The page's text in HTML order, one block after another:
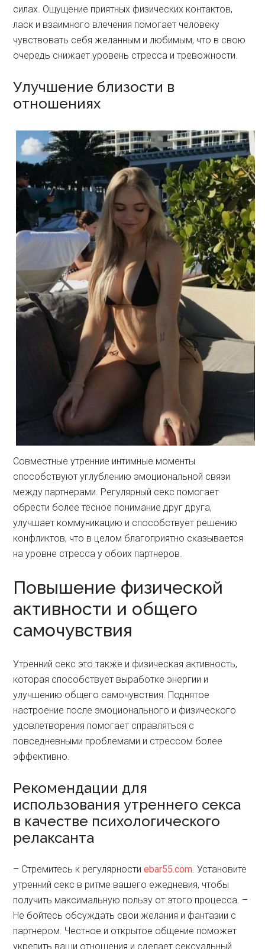
силах. Ощущение приятных физических контактов,
ласк и взаимного влечения помогает человеку
чувствовать себя желанным и любимым, что в свою
очередь снижает уровень стресса и тревожности.
Улучшение близости в
отношениях
Совместные утренние интимные моменты
способствуют углублению эмоциональной связи
между партнерами. Регулярный секс помогает
обрести более тесное понимание друг друга,
улучшает коммуникацию и способствует решению
конфликтов, что в целом благоприятно сказывается
на уровне стресса у обоих партнеров.
Повышение физической
активности и общего
самочувствия
Утренний секс это также и физическая активность,
которая способствует выработке энергии и
улучшению общего самочувствия. Поднятое
настроение после эмоционального и физического
удовлетворения помогает справляться с
повседневными проблемами и стрессом более
эффективно.
Рекомендации для
использования утреннего секса
в качестве психологического
релаксанта
– Стремитесь к регулярностиebar55.com . Установите
утренний секс в ритме вашего ежедневия, чтобы
получить максимальную пользу от этого процесса. –
Не бойтесь обсуждать свои желания и фантазии с
партнером. Честное и открытое общение поможет
укрепить ваши отношения и сделает сексуальный